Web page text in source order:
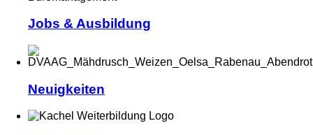
Jobs & Ausbildung
Neuigkeiten